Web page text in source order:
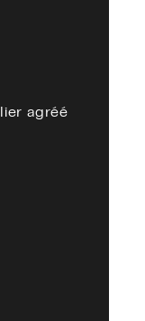
agréé